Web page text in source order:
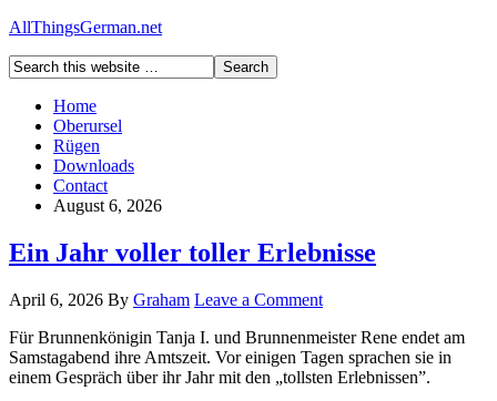
AllThingsGerman.net
Home
Oberursel
Rügen
Downloads
Contact
August 6, 2026
Ein Jahr voller toller Erlebnisse
April 6, 2026 By Graham Leave a Comment
Für Brunnenkönigin Tanja I. und Brunnenmeister Rene endet am
Samstagabend ihre Amtszeit. Vor einigen Tagen sprachen sie in
einem Gespräch über ihr Jahr mit den „tollsten Erlebnissen”.